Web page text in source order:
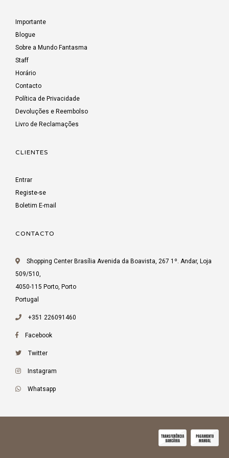
Importante
Blogue
Sobre a Mundo Fantasma
Staff
Horário
Contacto
Política de Privacidade
Devoluções e Reembolso
Livro de Reclamações
CLIENTES
Entrar
Registe-se
Boletim E-mail
CONTACTO
Shopping Center Brasília Avenida da Boavista, 267 1º. Andar, Loja
509/510,
4050-115 Porto, Porto
Portugal
+351 226091460
Facebook
Twitter
Instagram
Whatsapp